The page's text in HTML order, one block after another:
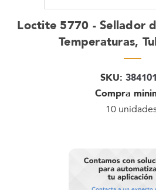
Loctite 5770 - Sellador
Temperaturas,
SKU:
Compra
10